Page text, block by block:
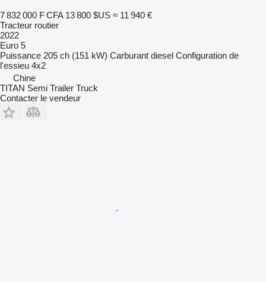
7 832 000 F CFA 13 800 $US ≈ 11 940 €
Tracteur routier
2022
Euro 5
Puissance 205 ch (151 kW) Carburant diesel Configuration de
l'essieu 4x2
Chine
TITAN Semi Trailer Truck
Contacter le vendeur